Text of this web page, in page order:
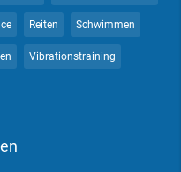
Reiten Schwimmen
Vibrationstraining